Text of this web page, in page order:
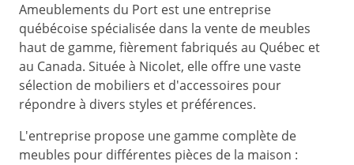
Ameublements du Port est une entreprise
québécoise spécialisée dans la vente de meubles
haut de gamme, fièrement fabriqués au Québec et
au Canada. Située à Nicolet, elle offre une vaste
sélection de mobiliers et d'accessoires pour
répondre à divers styles et préférences.
L'entreprise propose une gamme complète de
meubles pour différentes pièces de la maison :